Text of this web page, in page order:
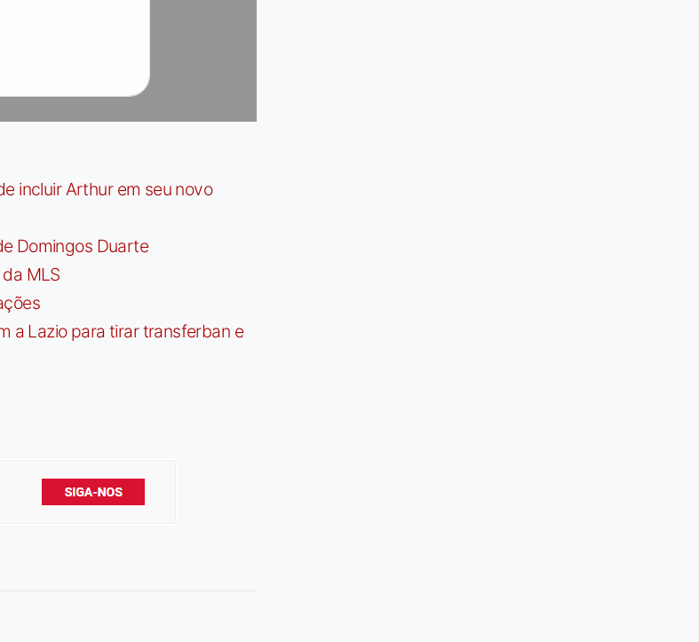
incluir Arthur em seu novo
Domingos Duarte
MLS
a Lazio para tirar transferban e